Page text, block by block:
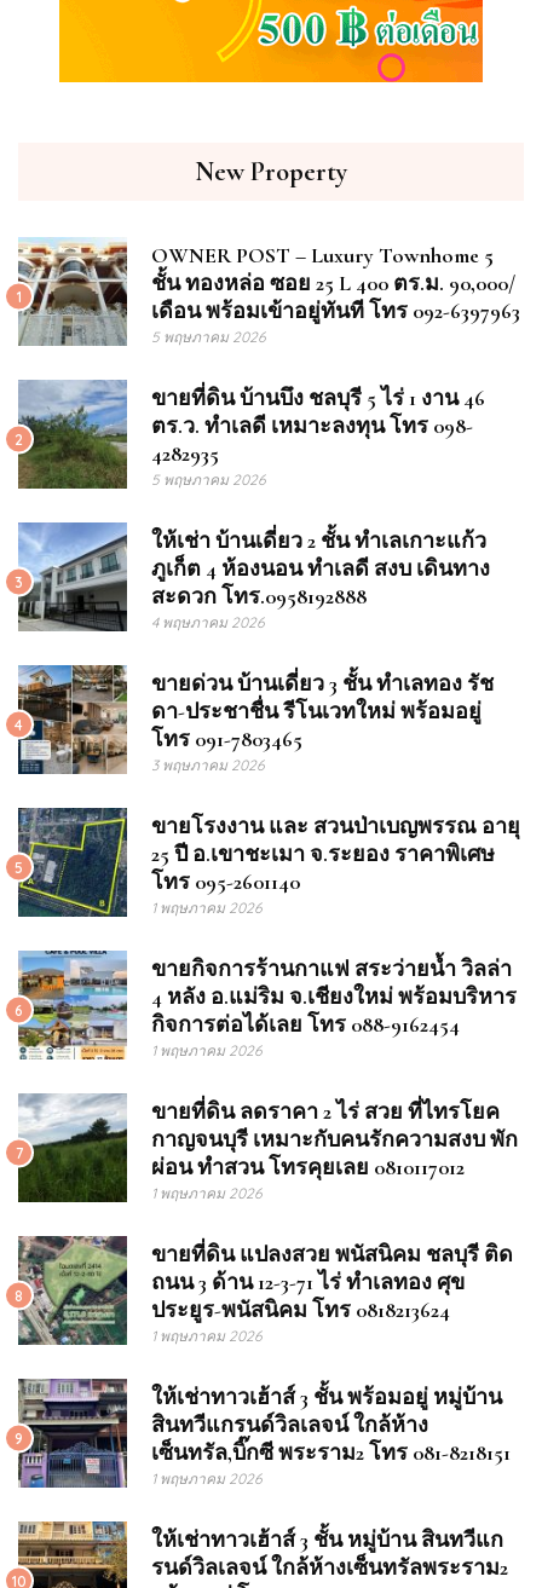
New Property
1
OWNER POST – Luxury Townhome 5
ชั้น ทองหล่อ ซอย 25 L 400 ตร.ม. 90,000/
เดือน พร้อมเข้าอยู่ทันที โทร 092-6397963
5 พฤษภาคม 2026
2
ขายที่ดิน บ้านบึง ชลบุรี 5 ไร่ 1 งาน 46
ตร.ว. ทำเลดี เหมาะลงทุน โทร 098-
4282935
5 พฤษภาคม 2026
3
ให้เช่า บ้านเดี่ยว 2 ชั้น ทำเลเกาะแก้ว
ภูเก็ต 4 ห้องนอน ทำเลดี สงบ เดินทาง
สะดวก โทร.0958192888
4 พฤษภาคม 2026
4
ขายด่วน บ้านเดี่ยว 3 ชั้น ทำเลทอง รัช
ดา-ประชาชื่น รีโนเวทใหม่ พร้อมอยู่
โทร 091-7803465
3 พฤษภาคม 2026
5
ขายโรงงาน และ สวนป่าเบญพรรณ อายุ
25 ปี อ.เขาชะเมา จ.ระยอง ราคาพิเศษ
โทร 095-2601140
1 พฤษภาคม 2026
6
ขายกิจการร้านกาแฟ สระว่ายน้ำ วิลล่า
4 หลัง อ.แม่ริม จ.เชียงใหม่ พร้อมบริหาร
กิจการต่อได้เลย โทร 088-9162454
1 พฤษภาคม 2026
7
ขายที่ดิน ลดราคา 2 ไร่ สวย ที่ไทรโยค
กาญจนบุรี เหมาะกับคนรักความสงบ พัก
ผ่อน ทำสวน โทรคุยเลย 0810117012
1 พฤษภาคม 2026
8
ขายที่ดิน แปลงสวย พนัสนิคม ชลบุรี ติด
ถนน 3 ด้าน 12-3-71 ไร่ ทำเลทอง ศุข
ประยูร-พนัสนิคม โทร 0818213624
1 พฤษภาคม 2026
9
ให้เช่าทาวเฮ้าส์ 3 ชั้น พร้อมอยู่ หมู่บ้าน
สินทวีแกรนด์วิลเลจน์ ใกล้ห้าง
เซ็นทรัล,บิ๊กซี พระราม2 โทร 081-8218151
1 พฤษภาคม 2026
10
ให้เช่าทาวเฮ้าส์ 3 ชั้น หมู่บ้าน สินทวีแก
รนด์วิลเลจน์ ใกล้ห้างเซ็นทรัลพระราม2